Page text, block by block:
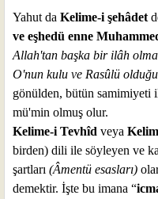
Yahut da Kelime-i şehâdet
ve eşhedü enne
Allah'tan başka bir ilâh
O'nun kulu ve Rasûlü
gönülden, bütün samimiyeti
mü'min olmuş olur.
Kelime-i Tevhîd veya
birden) dili ile söyleyen ve
şartları (Âmentü esasları)
demektir. İşte bu imana “